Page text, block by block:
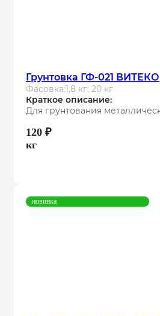
Грунтовка ГФ-021 ВИТЕКО
Фасовка:1,8 кг; 20 кг
Краткое описание:
Для грунтования
120 ₽
кг
новинка